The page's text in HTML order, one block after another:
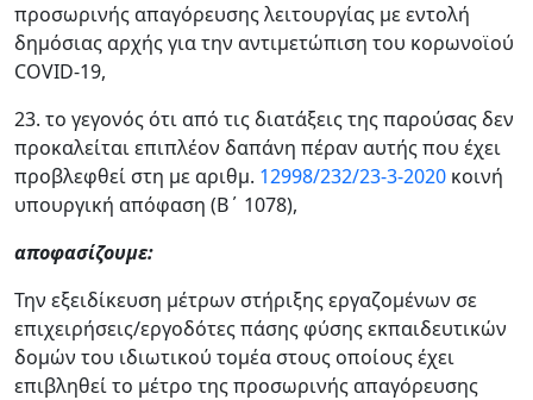
προσωρινής απαγόρευσης λειτουργίας με εντολή
δημόσιας αρχής για την αντιμετώπιση του κορωνοϊού
COVID-19,
23. το γεγονός ότι από τις διατάξεις της παρούσας δεν
προκαλείται επιπλέον δαπάνη πέραν αυτής που έχει
προβλεφθεί στη με αριθμ. 12998/232/23-3-2020 κοινή
υπουργική απόφαση (Β΄ 1078),
αποφασίζουμε:
Την εξειδίκευση μέτρων στήριξης εργαζομένων σε
επιχειρήσεις/εργοδότες πάσης φύσης εκπαιδευτικών
δομών του ιδιωτικού τομέα στους οποίους έχει
επιβληθεί το μέτρο της προσωρινής απαγόρευσης